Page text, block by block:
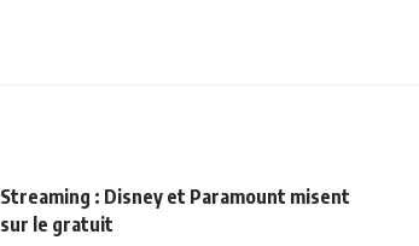
Streaming : Disney et Paramount misent
sur le gratuit